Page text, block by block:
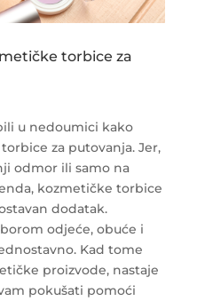
torbice za
u nedoumici kako
za putovanja. Jer,
odmor ili samo na
kozmetičke torbice
dodatak.
odjeće, obuće i
Kad tome
proizvode, nastaje
pokušati pomoći